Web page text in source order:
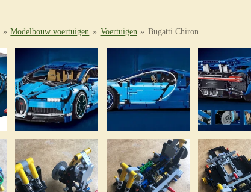
» Modelbouw voertuigen » Voertuigen » Bugatti Chiron